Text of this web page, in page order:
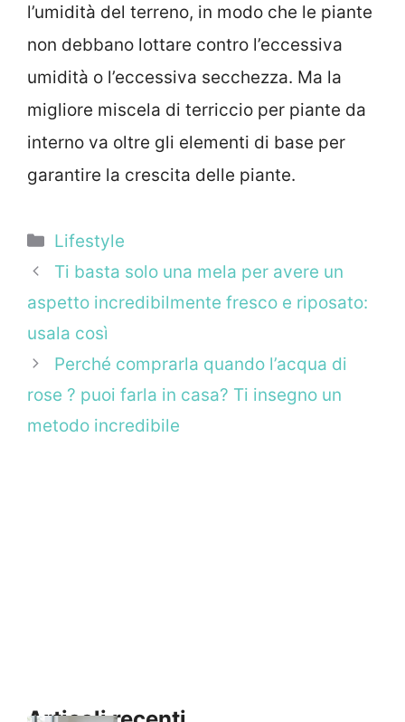
l’umidità del terreno, in modo che le piante
non debbano lottare contro l’eccessiva
umidità o l’eccessiva secchezza. Ma la
migliore miscela di terriccio per piante da
interno va oltre gli elementi di base per
garantire la crescita delle piante.
Categorie
Lifestyle
Ti basta solo una mela per avere un
aspetto incredibilmente fresco e riposato:
usala così
Perché comprarla quando l’acqua di
rose ? puoi farla in casa? Ti insegno un
metodo incredibile